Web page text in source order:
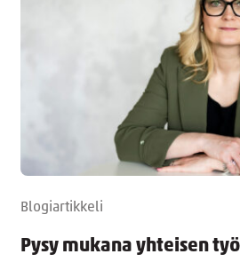
Blogiartikkeli
Pysy mukana yhteisen